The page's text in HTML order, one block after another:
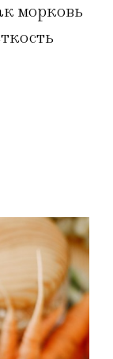
морковь